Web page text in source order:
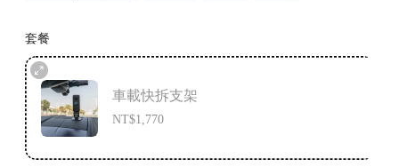
套餐
車載快拆支架
NT$1,770